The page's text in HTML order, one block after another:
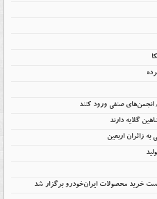
صنفی ورود کنند
گلایه دارند
به زائران اربعین
خرید محصولات ایران‌خودرو برگزار شد